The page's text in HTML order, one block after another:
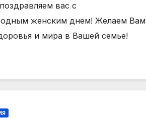
вас с
женским днем! Желаем Вам
и мира в Вашей семье!